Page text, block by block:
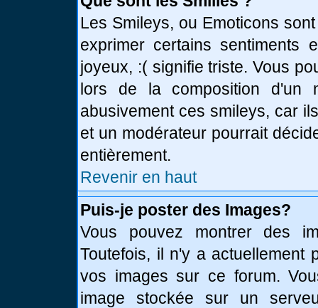
Les Smileys, ou Emoticons
exprimer certains sentiments
joyeux, :( signifie triste. Vous
lors de la composition d'un
abusivement ces smileys, car
et un modérateur pourrait
entièrement.
Revenir en haut
Puis-je poster des Images?
Vous pouvez montrer des
Toutefois, il n'y a actuellement
vos images sur ce forum.
image stockée sur un